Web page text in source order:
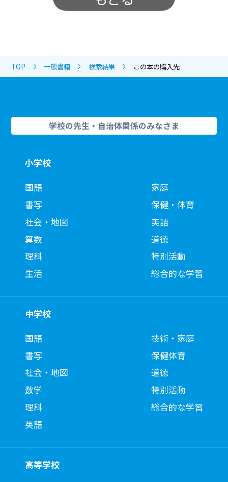
TOP 一般書籍 検索結果 この本の購入先
学校の先生・自治体関係のみなさま
小学校
国語
書写
社会・地図
算数
理科
生活
家庭
保健・体育
英語
道徳
特別活動
総合的な学習
中学校
国語
書写
社会・地図
数学
理科
英語
技術・家庭
保健体育
道徳
特別活動
総合的な学習
高等学校